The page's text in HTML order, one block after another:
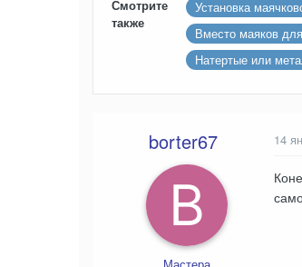
Смотрите
также
Установка
Вместо маяков
Натертые или
borter67 14